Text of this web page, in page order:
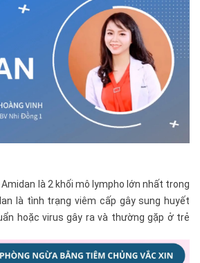
Amidan là 2 khối mô lympho lớn nhất trong
là tình trạng viêm cấp gây sung huyết
hoặc virus gây ra và thường gặp ở trẻ